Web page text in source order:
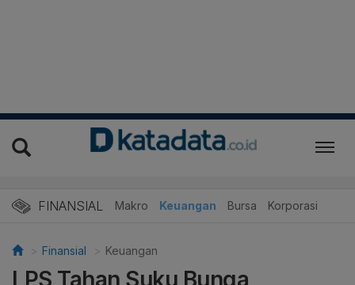
FINANSIAL Makro Keuangan Bursa Korporasi
Finansial Keuangan
LPS Tahan Suku Bunga